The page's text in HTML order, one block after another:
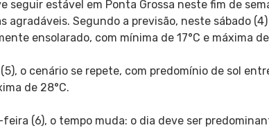
seguir estável em Ponta Grossa neste fim de
agradáveis. Segundo a previsão, neste sábado
ensolarado, com mínima de 17°C e máxima de
o cenário se repete, com predomínio de sol
de 28°C.
feira (6), o tempo muda: o dia deve ser